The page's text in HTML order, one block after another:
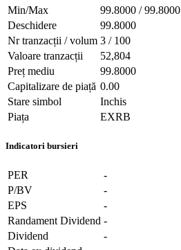
Min/Max
99.8000 / 99.8000
Deschidere
99.8000
Nr tranzacții / volum 3 / 100
Valoare tranzacții
52,804
Preț mediu
99.8000
Capitalizare de piață 0.00
Stare simbol
Inchis
Piața
EXRB
Indicatori bursieri
PER
-
P/BV
-
EPS
-
Randament Dividend -
Dividend
-